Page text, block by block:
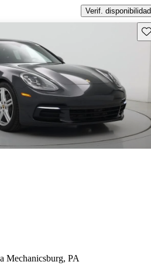
Verif. disponibilidad
Mechanicsburg, PA